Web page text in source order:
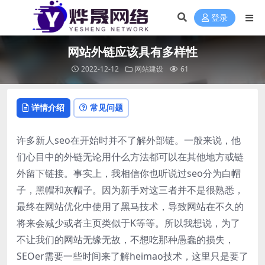
登录
网站外链应该具有多样性
2022-12-12 网站建设 61
详情介绍 常见问题
许多新人seo在开始时并不了解外部链。一般来说，他
们心目中的外链无论用什么方法都可以在其他地方或链
外留下链接。事实上，我相信你也听说过seo分为白帽
子，黑帽和灰帽子。因为新手对这三者并不是很熟悉，
最终在网站优化中使用了黑马技术，导致网站在不久的
将来会减少或者主页类似于K等等。所以我想说，为了
不让我们的网站无缘无故，不想吃那种愚蠢的损失，
SEOer需要一些时间来了解heimao技术，这里只是要了